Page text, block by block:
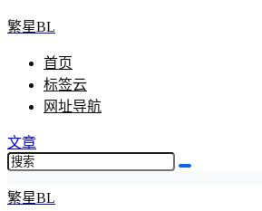
繁星BL
首页
标签云
网址导航
文章
繁星BL